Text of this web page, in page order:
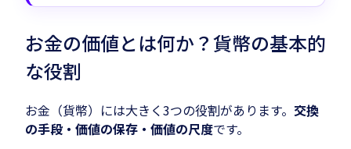
お金の価値とは何か？貨幣の基本的
な役割
お金（貨幣）には大きく3つの役割があります。 交換
の手段・価値の保存・価値の尺度です。